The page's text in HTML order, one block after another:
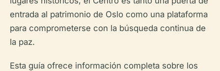
entrada al patrimonio de Oslo como una plataforma
para comprometerse con la búsqueda continua de
la paz.
Esta guía ofrece información completa sobre los